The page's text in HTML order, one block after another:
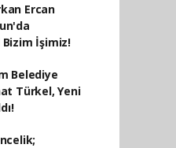
Ercan
İşimiz!
Belediye
Türkel, Yeni